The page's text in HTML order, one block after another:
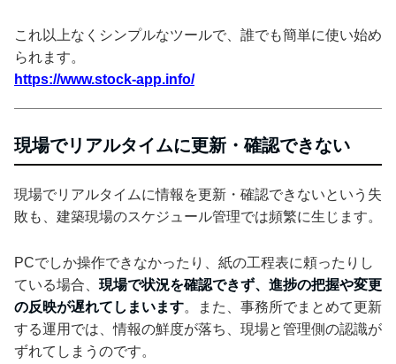
これ以上なくシンプルなツールで、誰でも簡単に使い始め
られます。
https://www.stock-app.info/
現場でリアルタイムに更新・確認できない
現場でリアルタイムに情報を更新・確認できないという失
敗も、建築現場のスケジュール管理では頻繁に生じます。
PCでしか操作できなかったり、紙の工程表に頼ったりし
ている場合、 現場で状況を確認できず、進捗の把握や変更
の反映が遅れてしまいます。また、事務所でまとめて更新
する運用では、情報の鮮度が落ち、現場と管理側の認識が
ずれてしまうのです。